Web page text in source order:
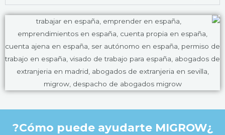
¿Cómo puede ayudarte MIGROW?